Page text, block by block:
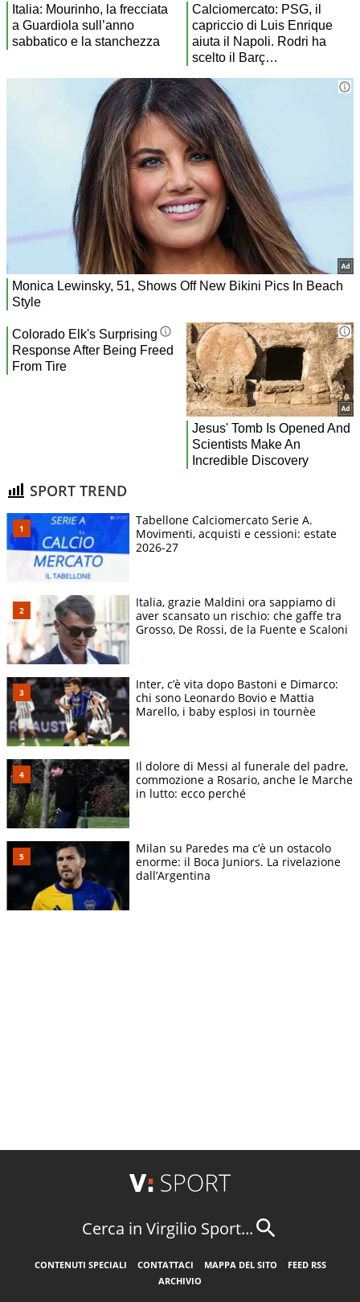
SPORT TREND
Tabellone Calciomercato Serie A.
Movimenti, acquisti e cessioni: estate
2026-27
Italia, grazie Maldini ora sappiamo di
aver scansato un rischio: che gaffe tra
Grosso, De Rossi, de la Fuente e Scaloni
Inter, c’è vita dopo Bastoni e Dimarco:
chi sono Leonardo Bovio e Mattia
Marello, i baby esplosi in tournèe
Il dolore di Messi al funerale del padre,
commozione a Rosario, anche le Marche
in lutto: ecco perché
Milan su Paredes ma c’è un ostacolo
enorme: il Boca Juniors. La rivelazione
dall’Argentina
Cerca in Virgilio Sport...
CONTENUTI SPECIALI CONTATTACI MAPPA DEL SITO
FEED RSS
ARCHIVIO